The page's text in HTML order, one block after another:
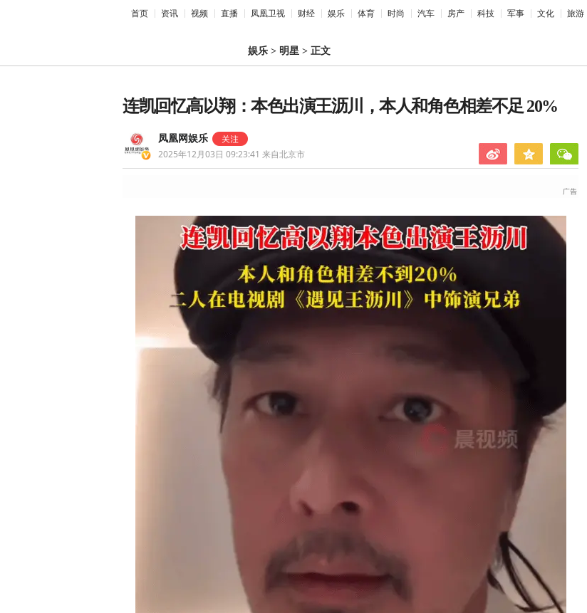
首页 资讯 视频 直播 凤凰卫视 财经 娱乐 体育 时尚 汽车 房产 科技 军事 文化 旅游
娱乐 > 明星 > 正文
连凯回忆高以翔：本色出演王沥川，本人和角色相差不足 20%
凤凰网娱乐
2025年12月03日 09:23:41 来自北京市